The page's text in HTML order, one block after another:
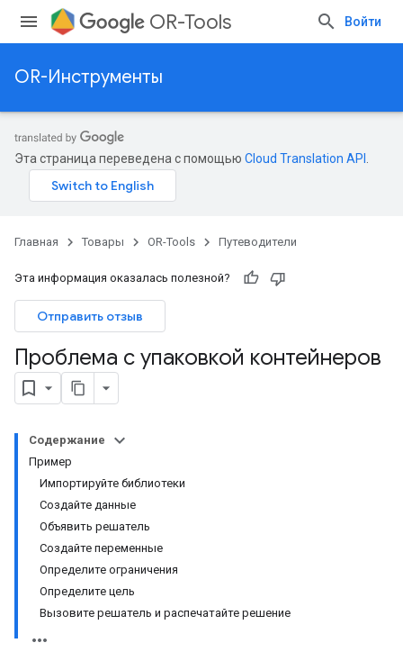
OR-Tools Войти
OR-Инструменты
Эта страница переведена с помощью Cloud Translation API
Главная Товары OR-Tools Путеводители
Эта информация оказалась полезной?
Отправить отзыв
Проблема с упаковкой контейнеров
Содержание
Пример
Импортируйте библиотеки
Создайте данные
Объявить решатель
Создайте переменные
Определите ограничения
Определите цель
Вызовите решатель и распечатайте решение